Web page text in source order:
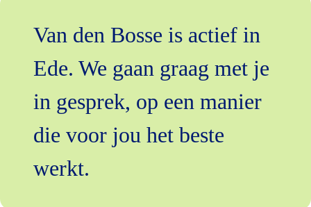
Van den Bosse is actief in
Ede. We gaan graag met je
in gesprek, op een manier
die voor jou het beste
werkt.